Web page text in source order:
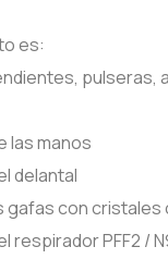
es:
pulseras,
las manos
delantal
gafas con
respirador PFF2 /